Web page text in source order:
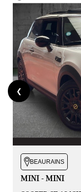
❮
BEAURAINS
MINI - MINI